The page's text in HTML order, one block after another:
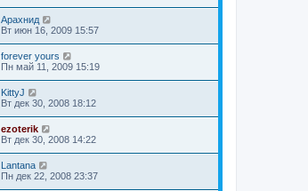
Арахнид
Вт июн 16, 2009 15:57
forever yours
Пн май 11, 2009 15:19
KittyJ
Вт дек 30, 2008 18:12
ezoterik
Вт дек 30, 2008 14:22
Lantana
Пн дек 22, 2008 23:37